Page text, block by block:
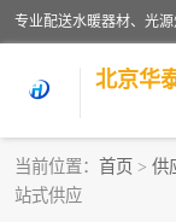
北京华
当前位置： 首页 > 供
站式供应
水暖阀门